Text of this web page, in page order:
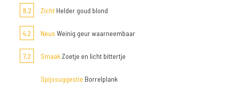
8,2
Zicht Helder goud blond
4,2 Neus Weinig geur waarneembaar
7,2 SmaakZoetje en licht bittertje
Spijssuggestie Borrelplank